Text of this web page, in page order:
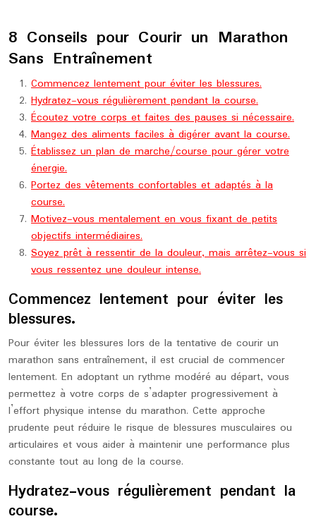
8 Conseils pour Courir un Marathon
Sans Entraînement
Commencez lentement pour éviter les blessures.
Hydratez-vous régulièrement pendant la course.
Écoutez votre corps et faites des pauses si nécessaire.
Mangez des aliments faciles à digérer avant la course.
Établissez un plan de marche/course pour gérer votre
énergie.
Portez des vêtements confortables et adaptés à la
course.
Motivez-vous mentalement en vous fixant de petits
objectifs intermédiaires.
Soyez prêt à ressentir de la douleur, mais arrêtez-vous si
vous ressentez une douleur intense.
Commencez lentement pour éviter les
blessures.
Pour éviter les blessures lors de la tentative de courir un
marathon sans entraînement, il est crucial de commencer
lentement. En adoptant un rythme modéré au départ, vous
permettez à votre corps de s’adapter progressivement à
l’effort physique intense du marathon. Cette approche
prudente peut réduire le risque de blessures musculaires ou
articulaires et vous aider à maintenir une performance plus
constante tout au long de la course.
Hydratez-vous régulièrement pendant la
course.